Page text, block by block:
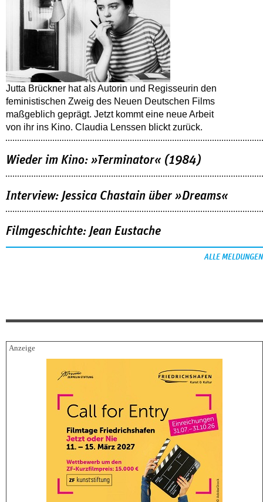
Jutta Brückner hat als Autorin und Regisseurin den
feministischen Zweig des Neuen Deutschen Films
maßgeblich geprägt. Jetzt kommt eine neue Arbeit
von ihr ins Kino. Claudia Lenssen blickt zurück.
Wieder im Kino: »Terminator« (1984)
Interview: Jessica Chastain über »Dreams«
Filmgeschichte: Jean Eustache
ALLE MELDUNGEN